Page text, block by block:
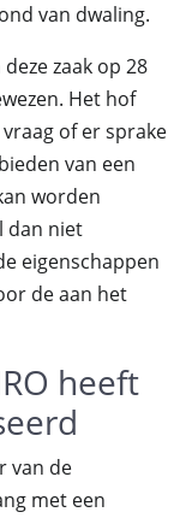
van dwaling.
zaak op 28
Het hof
of er sprake
van een
worden
dan niet
eigenschappen
de aan het
heeft
van de
met een